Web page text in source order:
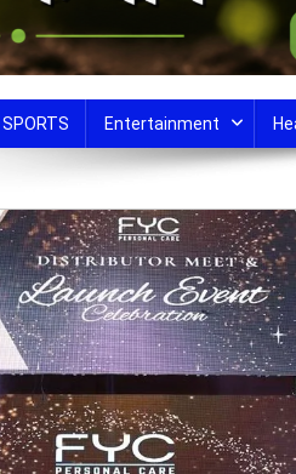
SPORTS Entertainment